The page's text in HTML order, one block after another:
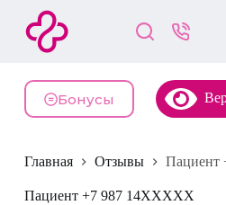
й
и
у
и
Бонусы
Главная Отзывы Пациент
Пациент +7 987 14XXXXX